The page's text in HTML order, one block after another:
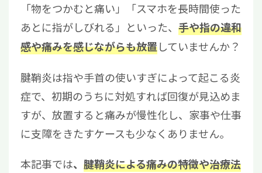
「物をつかむと痛い」「スマホを長時間使った
あとに指がしびれる」といった、 手や指の違和
感や痛みを感じながらも放置していませんか？
腱鞘炎は指や手首の使いすぎによって起こる炎
症で、初期のうちに対処すれば回復が見込めま
すが、放置すると痛みが慢性化し、家事や仕事
に支障をきたすケースも少なくありません。
本記事では、 腱鞘炎による痛みの特徴や治療法